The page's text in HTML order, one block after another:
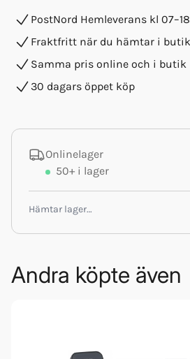
PostNord Hemleverans kl
Fraktfritt när du hämtar i butik
Samma pris online och i butik
30 dagars öppet köp
Onlinelager
50+ i lager
Hämtar lager…
Andra köpte även